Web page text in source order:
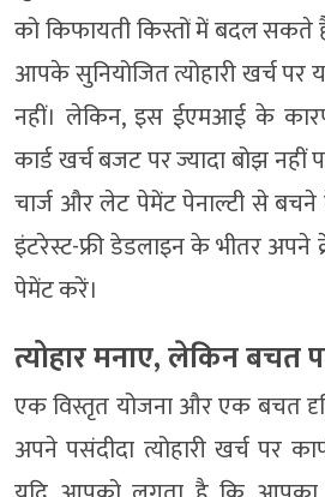
को किफायती किस्तों में बदल सकते
आपके सुनियोजित त्योहारी खर्च पर
नहीं। लेकिन, इस ईएमआई के
कार्ड खर्च बजट पर ज्यादा बोझ नहीं
चार्ज और लेट पेमेंट पेनाल्टी से
इंटरेस्ट-फ्री डेडलाइन के भीतर अपने
पेमेंट करें।
त्योहार मनाए, लेकिन बचत
एक विस्तृत योजना और एक बचत
अपने पसंदीदा त्योहारी खर्च पर